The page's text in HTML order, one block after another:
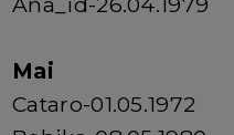
Mai
Cataro-01.05.1972